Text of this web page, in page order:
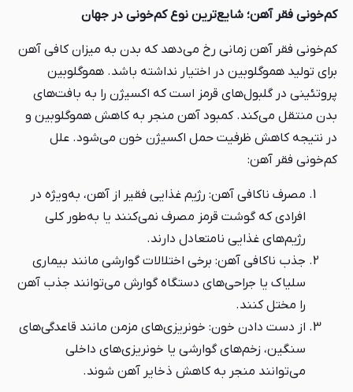
کم‌خونی فقر آهن؛ شایع‌ترین نوع کم‌خونی در جهان
کم‌خونی فقر آهن زمانی رخ می‌دهد که بدن به میزان کافی آهن
برای تولید هموگلوبین در اختیار نداشته باشد. هموگلوبین
پروتئینی در گلبول‌های قرمز است که اکسیژن را به بافت‌های
بدن منتقل می‌کند. کمبود آهن منجر به کاهش هموگلوبین و
در نتیجه کاهش ظرفیت حمل اکسیژن خون می‌شود. علل
کم‌خونی فقر آهن:
مصرف ناکافی آهن: رژیم غذایی فقیر از آهن، به‌ویژه در
افرادی که گوشت قرمز مصرف نمی‌کنند یا به‌طور کلی
رژیم‌های غذایی نامتعادل دارند.
جذب ناکافی آهن: برخی اختلالات گوارشی مانند بیماری
سلیاک یا جراحی‌های دستگاه گوارش می‌توانند جذب آهن
را مختل کنند.
از دست دادن خون: خونریزی‌های مزمن مانند قاعدگی‌های
سنگین، زخم‌های گوارشی یا خونریزی‌های داخلی
می‌توانند منجر به کاهش ذخایر آهن شوند.